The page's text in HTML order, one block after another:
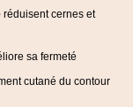
réduisent cernes et
sa fermeté
cutané du contour